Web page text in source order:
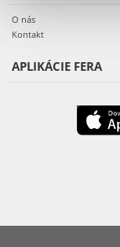
O nás
Kontakt
APLIKÁCIE FERA